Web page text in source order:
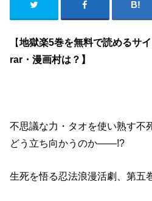
【地獄楽5巻を無料で読めるサ
rar・漫画村は？】
不思議な力・タオを使い熟す不
どう立ち向かうのか――!?
生死を悟る忍法浪漫活劇、第